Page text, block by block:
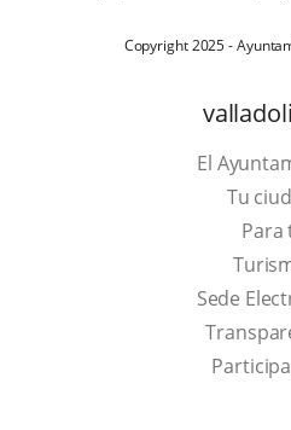
Copyright 2025 -
El
Tu
Para
Sede